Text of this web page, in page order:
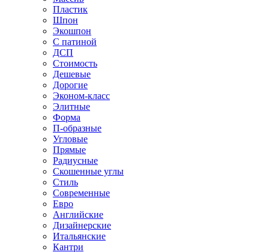
Пластик
Шпон
Экошпон
С патиной
ДСП
Стоимость
Дешевые
Дорогие
Эконом-класс
Элитные
Форма
П-образные
Угловые
Прямые
Радиусные
Скошенные углы
Стиль
Современные
Евро
Английские
Дизайнерские
Итальянские
Кантри